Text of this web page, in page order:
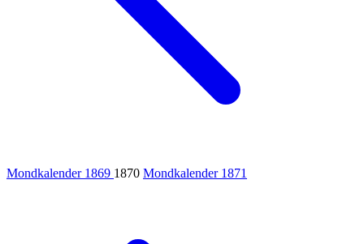
Mondkalender 1869 1870 Mondkalender 1871